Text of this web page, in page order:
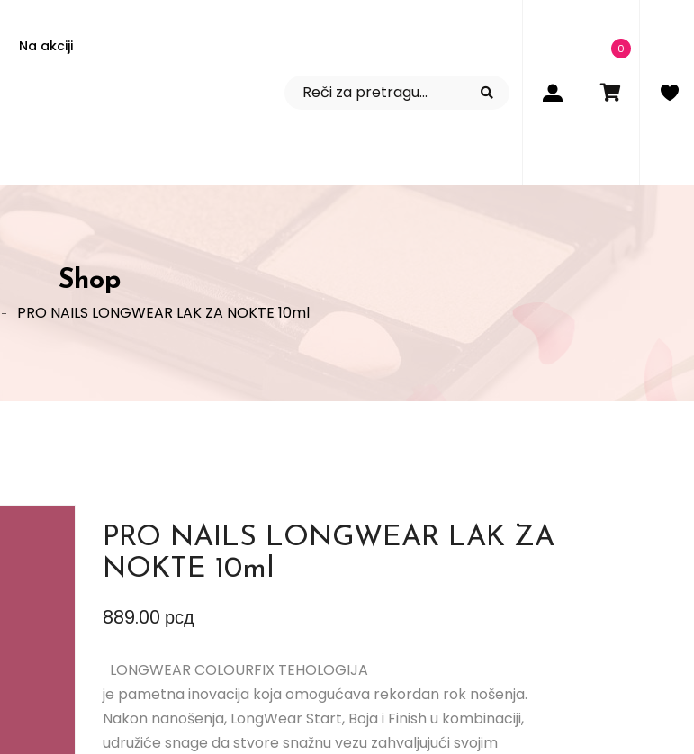
Na akciji 0
Shop
PRO NAILS LONGWEAR LAK ZA NOKTE 10ml
PRO NAILS LONGWEAR LAK ZA
NOKTE 10ml
889.00 рсд
LONGWEAR COLOURFIX TEHOLOGIJA
je pametna inovacija koja omogućava rekordan rok nošenja.
Nakon nanošenja, LongWear Start, Boja i Finish u kombinaciji,
udružiće snage da stvore snažnu vezu zahvaljujući svojim